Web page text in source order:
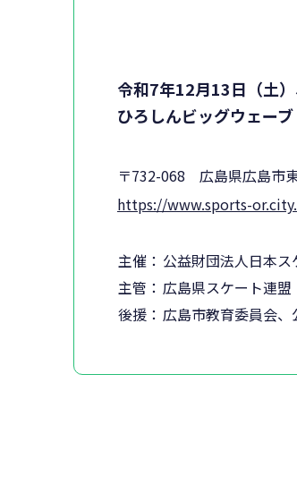
令和7年12月13日（土
ひろしんビッグウェーブ
〒732-068 広島県広島市
https://www.sports-
主催： 公益財団法人日本ス
主管： 広島県スケート連盟
後援： 広島市教育委員会